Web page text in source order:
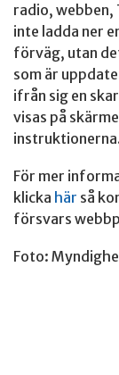
radio, webben,
inte ladda ner
förväg, utan
som är
ifrån sig en
visas på
För mer
klicka här så
försvars
Foto: